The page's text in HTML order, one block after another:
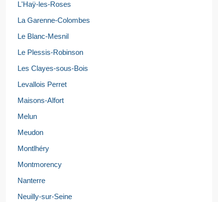
L'Haÿ-les-Roses
La Garenne-Colombes
Le Blanc-Mesnil
Le Plessis-Robinson
Les Clayes-sous-Bois
Levallois Perret
Maisons-Alfort
Melun
Meudon
Montlhéry
Montmorency
Nanterre
Neuilly-sur-Seine